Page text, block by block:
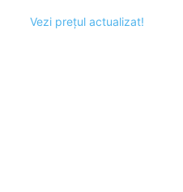
Vezi prețul actualizat!